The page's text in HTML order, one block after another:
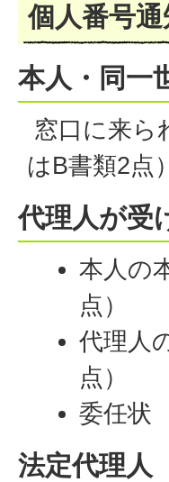
個人番号
本人・同一
窓口に来ら
はB書類2点）
代理人が受
本人の
点）
代理人
点）
委任状
法定代理人